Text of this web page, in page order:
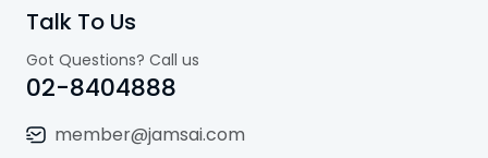
Talk To Us
Got Questions? Call us
02-8404888
member@jamsai.com